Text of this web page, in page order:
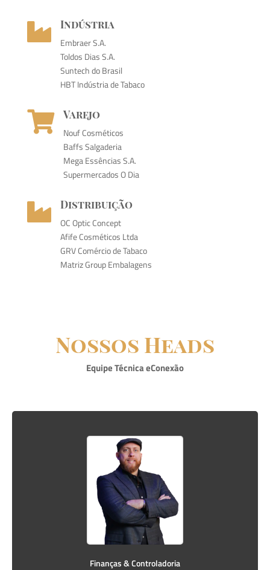
 Indústria
Embraer S.A.
Toldos Dias S.A.
Suntech do Brasil
HBT Indústria de Tabaco
 Varejo
Nouf Cosméticos
Baffs Salgaderia
Mega Essências S.A.
Supermercados O Dia
 Distribuição
OC Optic Concept
Afife Cosméticos Ltda
GRV Comércio de Tabaco
Matriz Group Embalagens
Nossos Heads
Equipe Técnica eConexão
Finanças & Controladoria